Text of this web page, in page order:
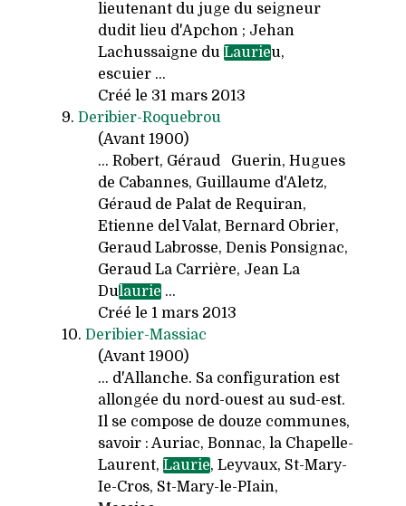
lieutenant du juge du seigneur
dudit lieu d'Apchon ; Jehan
Lachussaigne du Laurieu,
escuier ...
Créé le 31 mars 2013
9. Deribier-Roquebrou
(Avant 1900)
... Robert, Géraud Guerin, Hugues
de Cabannes, Guillaume d'Aletz,
Géraud de Palat de Requiran,
Etienne del Valat, Bernard Obrier,
Geraud Labrosse, Denis Ponsignac,
Geraud La Carrière, Jean La
Dulaurie ...
Créé le 1 mars 2013
10. Deribier-Massiac
(Avant 1900)
... d'Allanche. Sa configuration est
allongée du nord-ouest au sud-est.
Il se compose de douze communes,
savoir : Auriac, Bonnac, la Chapelle-
Laurent, Laurie, Leyvaux, St-Mary-
Ie-Cros, St-Mary-le-PIain,